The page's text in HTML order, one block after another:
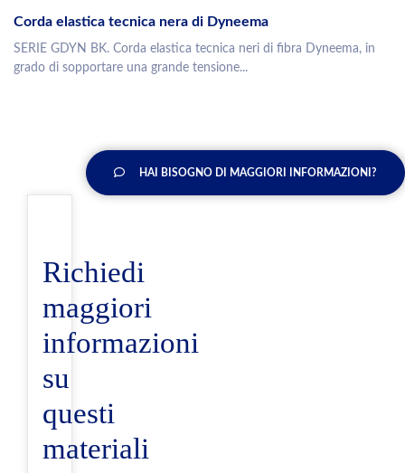
Corda elastica tecnica nera di Dyneema
SERIE GDYN BK. Corda elastica tecnica neri di fibra Dyneema, in
grado di sopportare una grande tensione...
HAI BISOGNO DI MAGGIORI INFORMAZIONI?
Richiedi
maggiori
informazioni
su
questi
materiali